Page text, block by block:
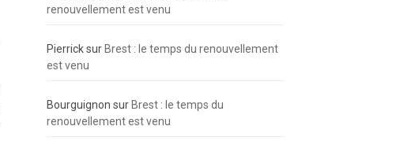
renouvellement est venu
Pierricksur Brest : le temps du renouvellement
est venu
Bourguignon sur Brest : le temps du
renouvellement est venu